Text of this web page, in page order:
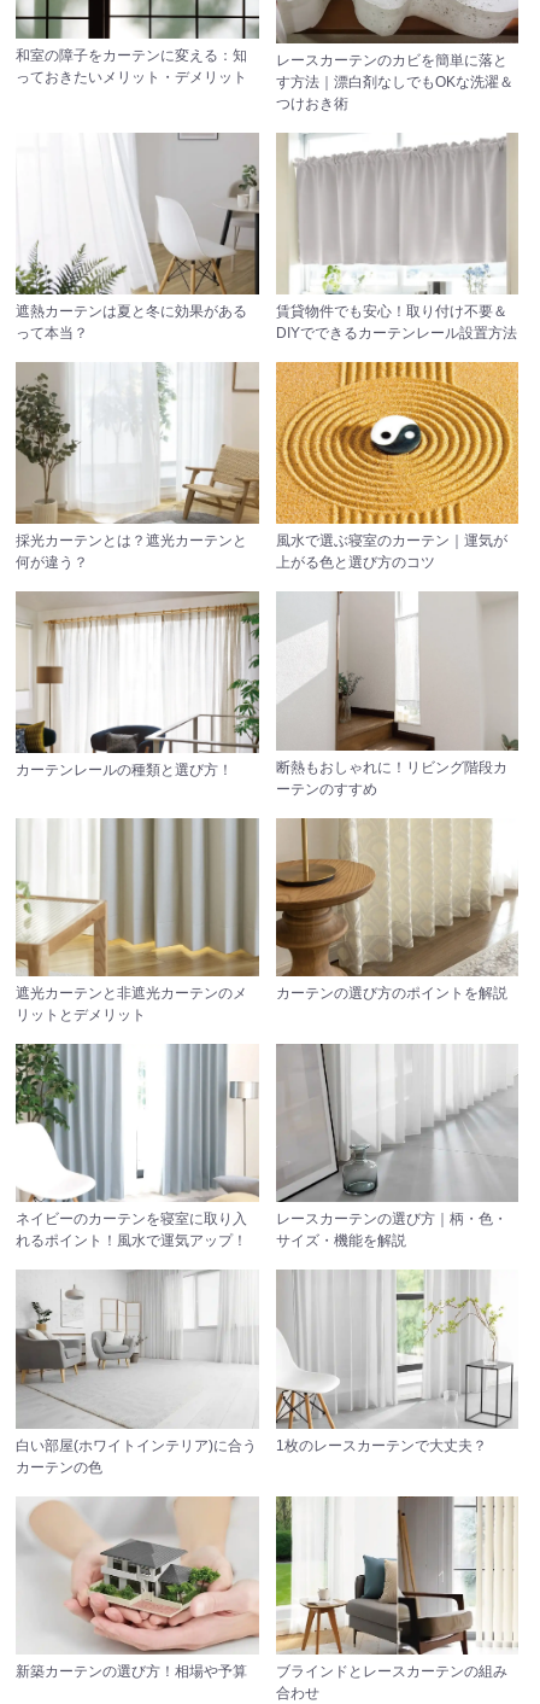
和室の障子をカーテンに変える：知
っておきたいメリット・デメリット
レースカーテンのカビを簡単に落と
す方法｜漂白剤なしでもOKな洗濯＆
つけおき術
遮熱カーテンは夏と冬に効果がある
って本当？
賃貸物件でも安心！取り付け不要＆
DIYでできるカーテンレール設置方法
採光カーテンとは？遮光カーテンと
何が違う？
風水で選ぶ寝室のカーテン｜運気が
上がる色と選び方のコツ
カーテンレールの種類と選び方！
断熱もおしゃれに！リビング階段カ
ーテンのすすめ
遮光カーテンと非遮光カーテンのメ
リットとデメリット
カーテンの選び方のポイントを解説
ネイビーのカーテンを寝室に取り入
れるポイント！風水で運気アップ！
レースカーテンの選び方｜柄・色・
サイズ・機能を解説
白い部屋(ホワイトインテリア)に合う
カーテンの色
1枚のレースカーテンで大丈夫？
新築カーテンの選び方！相場や予算
ブラインドとレースカーテンの組み
合わせ